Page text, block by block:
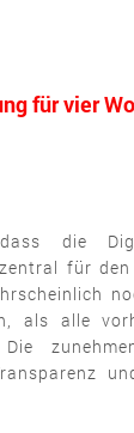
für vier
die
für
als alle